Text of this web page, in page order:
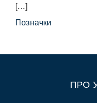
[…]
Позначки
ПРО